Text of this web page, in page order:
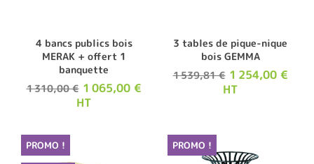
4 bancs publics bois
MERAK + offert 1
banquette
1 310,00 € 1 065,00 €
HT
3 tables de pique-nique
bois GEMMA
1 539,81 € 1 254,00 €
HT
PROMO ! PROMO !